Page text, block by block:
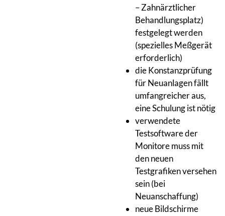
– Zahnärztlicher
Behandlungsplatz)
festgelegt werden
(spezielles Meßgerät
erforderlich)
die Konstanzprüfung
für Neuanlagen fällt
umfangreicher aus,
eine Schulung ist nötig
verwendete
Testsoftware der
Monitore muss mit
den neuen
Testgrafiken versehen
sein (bei
Neuanschaffung)
neue Bildschirme